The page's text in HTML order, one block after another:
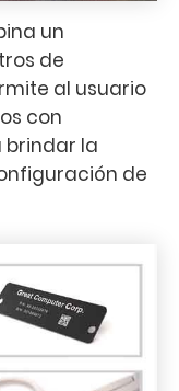
un
de
al usuario
con
brindar la
de